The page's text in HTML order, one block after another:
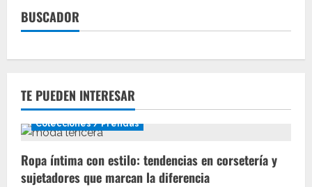
BUSCADOR
TE PUEDEN INTERESAR
Colecciones / Prendas
Ropa íntima con estilo: tendencias en corsetería y
sujetadores que marcan la diferencia